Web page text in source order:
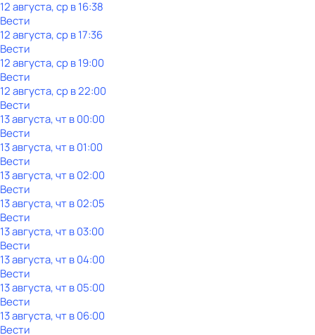
12 августа, ср в 16:38
Вести
12 августа, ср в 17:36
Вести
12 августа, ср в 19:00
Вести
12 августа, ср в 22:00
Вести
13 августа, чт в 00:00
Вести
13 августа, чт в 01:00
Вести
13 августа, чт в 02:00
Вести
13 августа, чт в 02:05
Вести
13 августа, чт в 03:00
Вести
13 августа, чт в 04:00
Вести
13 августа, чт в 05:00
Вести
13 августа, чт в 06:00
Вести